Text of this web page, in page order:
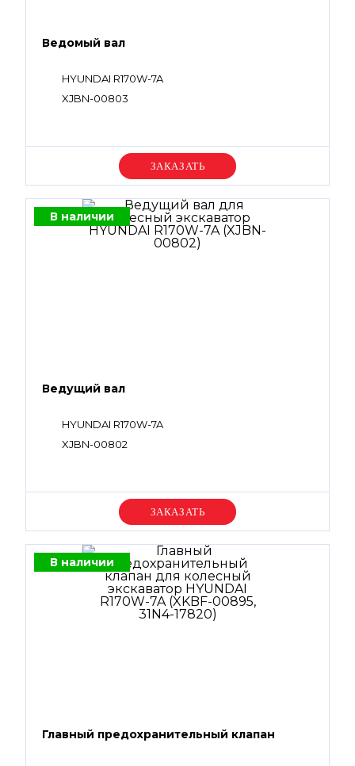
Ведомый вал
HYUNDAI R170W-7A
XJBN-00803
Уточняйте цену
В наличии
Ведущий вал
HYUNDAI R170W-7A
XJBN-00802
Уточняйте цену
В наличии
Главный предохранительный клапан